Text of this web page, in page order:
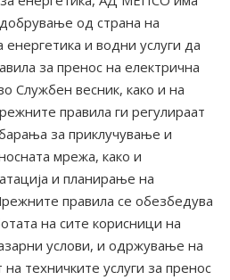
од страна на
енергетика и водни услуги да
за пренос на електрична
Службен весник, како и на
правила ги регулираат
за приклучување и
мрежа, како и
и планирање на
правила се обезбедува
на сите корисници на
услови, и одржување на
техничките услуги за пренос